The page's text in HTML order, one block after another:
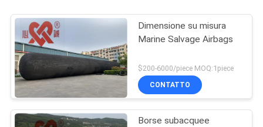
Dimensione su misura
Marine Salvage Airbags
$200-6000/piece MOQ:1piece
CONTATTO
Borse subacquee